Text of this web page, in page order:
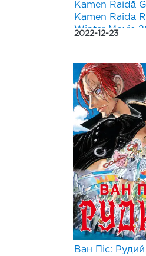
Kamen Raidā
Kamen Raidā
Winter Movie
2022-12-23
Ван Пiс: Рудий